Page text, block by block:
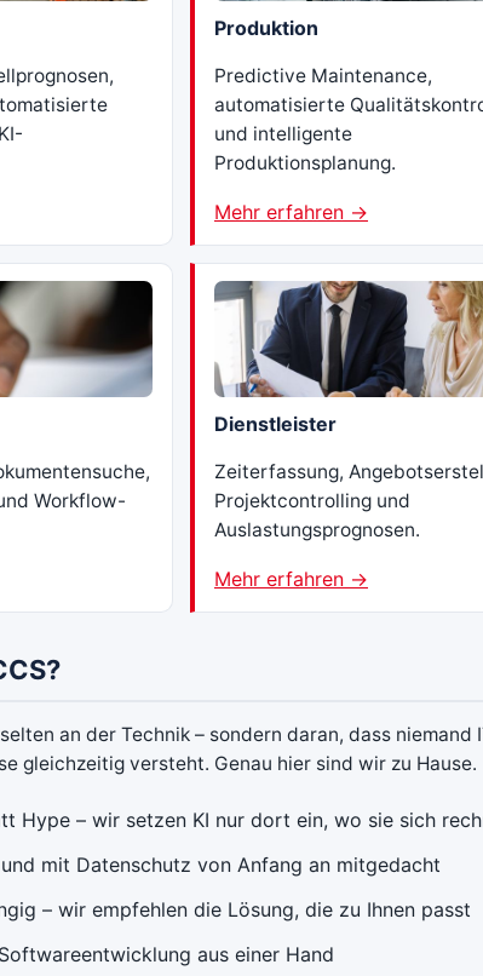
Produktion
Predictive Maintenance,
automatisierte
und intelligente
Produktionsplanung.
Mehr erfahren →
Workflow-
Dienstleister
Zeiterfassung,
Projektcontrolling und
Auslastungsprognosen.
Mehr erfahren →
an der Technik – sondern daran, dass niemand
gleichzeitig versteht. Genau hier sind wir zu Hause.
Hype – wir setzen KI nur dort ein, wo sie sich
mit Datenschutz von Anfang an mitgedacht
– wir empfehlen die Lösung, die zu Ihnen passt
aus einer Hand